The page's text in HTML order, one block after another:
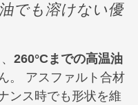
でも溶けない優
260°Cまでの高温油
。 アスファルト合材
ンス時でも形状を維